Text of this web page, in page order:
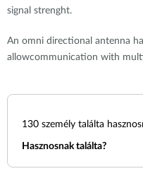
signal strenght.
An omni directional antenna
allowcommunication with
130 személy találta
Hasznosnak találta?